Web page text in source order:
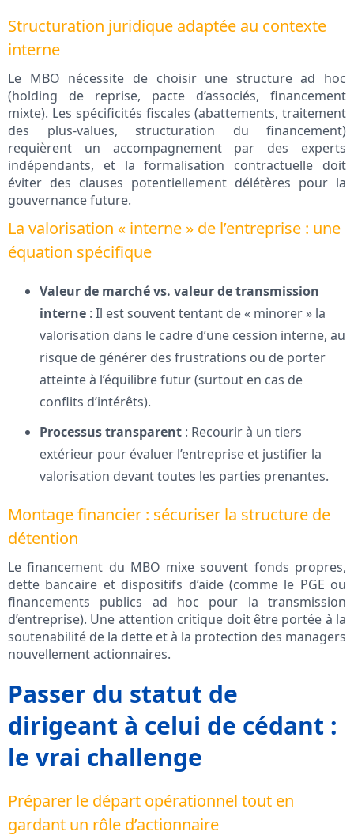
Structuration juridique adaptée au contexte
interne
Le MBO nécessite de choisir une structure ad hoc
(holding de reprise, pacte d’associés, financement
mixte). Les spécificités fiscales (abattements, traitement
des plus-values, structuration du financement)
requièrent un accompagnement par des experts
indépendants, et la formalisation contractuelle doit
éviter des clauses potentiellement délétères pour la
gouvernance future.
La valorisation « interne » de l’entreprise : une
équation spécifique
Valeur de marché vs. valeur de transmission
interne : Il est souvent tentant de « minorer » la
valorisation dans le cadre d’une cession interne, au
risque de générer des frustrations ou de porter
atteinte à l’équilibre futur (surtout en cas de
conflits d’intérêts).
Processus transparent : Recourir à un tiers
extérieur pour évaluer l’entreprise et justifier la
valorisation devant toutes les parties prenantes.
Montage financier : sécuriser la structure de
détention
Le financement du MBO mixe souvent fonds propres,
dette bancaire et dispositifs d’aide (comme le PGE ou
financements publics ad hoc pour la transmission
d’entreprise). Une attention critique doit être portée à la
soutenabilité de la dette et à la protection des managers
nouvellement actionnaires.
Passer du statut de
dirigeant à celui de cédant :
le vrai challenge
Préparer le départ opérationnel tout en
gardant un rôle d’actionnaire